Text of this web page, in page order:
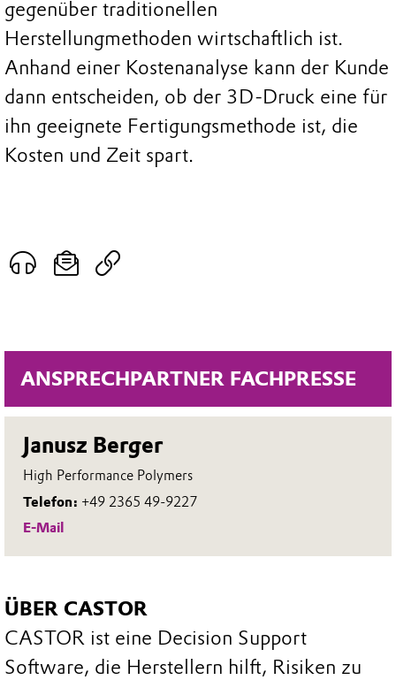
ANSPRECHPARTNER FACHPRESSE
Janusz Berger
High Performance Polymers
Telefon: +49 2365 49-9227
E-Mail
gegenüber traditionellen
Herstellungmethoden wirtschaftlich ist.
Anhand einer Kostenanalyse kann der Kunde
dann entscheiden, ob der 3D-Druck eine für
ihn geeignete Fertigungsmethode ist, die
Kosten und Zeit spart.
ÜBER CASTOR
CASTOR ist eine Decision Support
Software, die Herstellern hilft, Risiken zu